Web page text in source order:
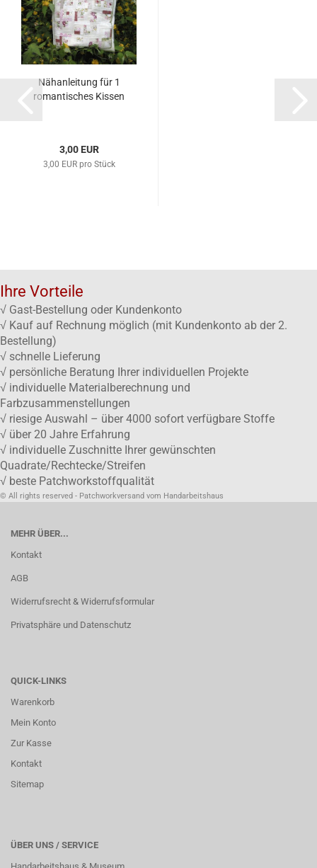
Nähanleitung für 1
romantisches Kissen
3,00 EUR
3,00 EUR pro Stück
Ihre Vorteile
√ Gast-Bestellung oder Kundenkonto
√ Kauf auf Rechnung möglich (mit Kundenkonto ab der 2.
Bestellung)
√ schnelle Lieferung
√ persönliche Beratung Ihrer individuellen Projekte
√ individuelle Materialberechnung und
Farbzusammenstellungen
√ riesige Auswahl – über 4000 sofort verfügbare Stoffe
√ über 20 Jahre Erfahrung
√ individuelle Zuschnitte Ihrer gewünschten
Quadrate/Rechtecke/Streifen
√ beste Patchworkstoffqualität
© All rights reserved - Patchworkversand vom Handarbeitshaus
MEHR ÜBER...
Kontakt
AGB
Widerrufsrecht & Widerrufsformular
Privatsphäre und Datenschutz
QUICK-LINKS
Warenkorb
Mein Konto
Zur Kasse
Kontakt
Sitemap
ÜBER UNS / SERVICE